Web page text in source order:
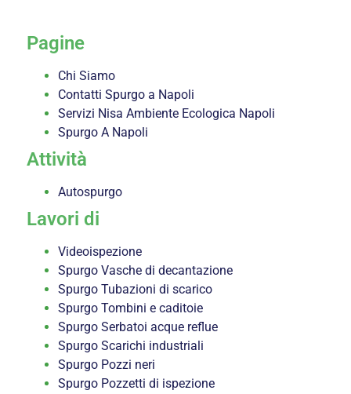
Pagine
Chi Siamo
Contatti Spurgo a Napoli
Servizi Nisa Ambiente Ecologica Napoli
Spurgo A Napoli
Attività
Autospurgo
Lavori di
Videoispezione
Spurgo Vasche di decantazione
Spurgo Tubazioni di scarico
Spurgo Tombini e caditoie
Spurgo Serbatoi acque reflue
Spurgo Scarichi industriali
Spurgo Pozzi neri
Spurgo Pozzetti di ispezione